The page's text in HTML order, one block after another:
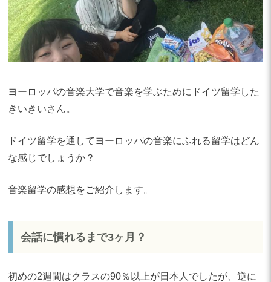
ヨーロッパの音楽大学で音楽を学ぶためにドイツ留学した
きいきいさん。
ドイツ留学を通してヨーロッパの音楽にふれる留学はどん
な感じでしょうか？
音楽留学の感想をご紹介します。
会話に慣れるまで3ヶ月？
初めの2週間はクラスの90％以上が日本人でしたが、逆に